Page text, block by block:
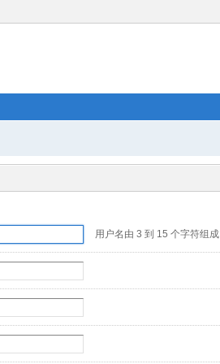
用户名由 3 到 15 个字符组成